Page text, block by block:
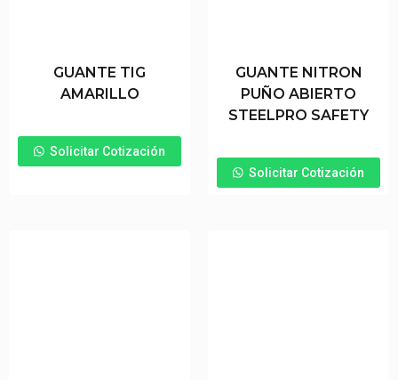
GUANTE TIG
AMARILLO
Solicitar Cotización
GUANTE NITRON
PUÑO ABIERTO
STEELPRO SAFETY
Solicitar Cotización